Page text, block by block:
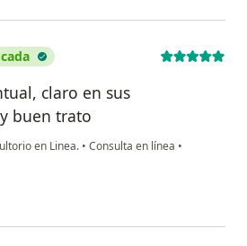
claro en sus
buen trato
en Linea. • Consulta en línea •